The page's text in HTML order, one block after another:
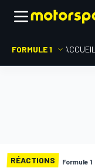
FORMULE 1 ACCUEIL
RÉACTIONS Formule 1